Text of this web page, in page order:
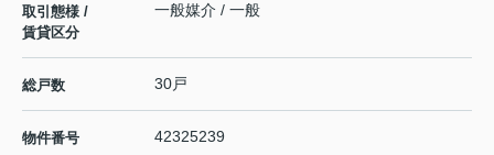
取引態様 /
賃貸区分
一般媒介 / 一般
総戸数 30戸
物件番号 42325239